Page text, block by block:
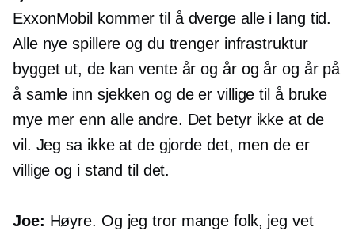
ExxonMobil kommer til å dverge alle i lang tid.
Alle nye spillere og du trenger infrastruktur
bygget ut, de kan vente år og år og år og år på
å samle inn sjekken og de er villige til å bruke
mye mer enn alle andre. Det betyr ikke at de
vil. Jeg sa ikke at de gjorde det, men de er
villige og i stand til det.
Joe: Høyre. Og jeg tror mange folk, jeg vet